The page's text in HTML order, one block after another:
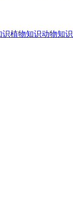
识植物知识动物知识